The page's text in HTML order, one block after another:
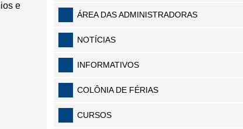
e
ÁREA DAS ADMINISTRADORAS
NOTÍCIAS
INFORMATIVOS
COLÔNIA DE FÉRIAS
CURSOS